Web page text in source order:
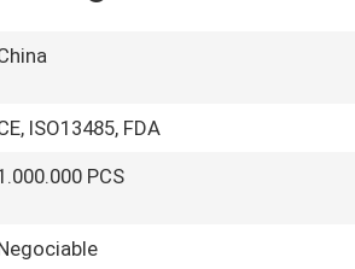
ISO13485, FDA
PCS